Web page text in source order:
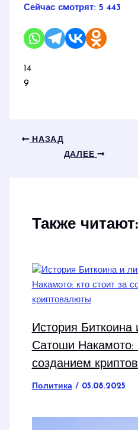
Сейчас смотрят: 5 443
14
9
НАЗАД
ДАЛЕЕ
Также читают:
История Биткоина
Сатоши Накамото:
созданием
Политика/ 05.08.2025